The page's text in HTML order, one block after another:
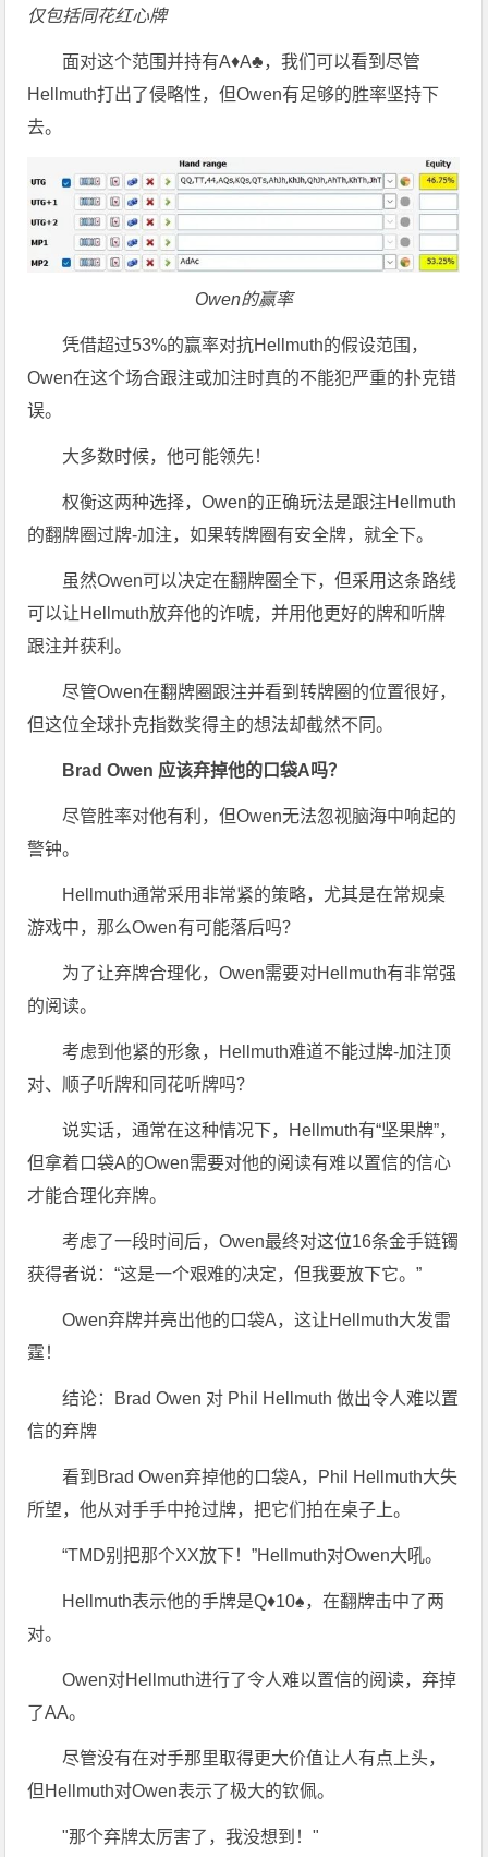
仅包括同花红心牌
面对这个范围并持有A♦A♣，我们可以看到尽管
Hellmuth打出了侵略性，但Owen有足够的胜率坚持下
去。
Owen的赢率
凭借超过53%的赢率对抗Hellmuth的假设范围，
Owen在这个场合跟注或加注时真的不能犯严重的扑克错
误。
大多数时候，他可能领先！
权衡这两种选择，Owen的正确玩法是跟注Hellmuth
的翻牌圈过牌-加注，如果转牌圈有安全牌，就全下。
虽然Owen可以决定在翻牌圈全下，但采用这条路线
可以让Hellmuth放弃他的诈唬，并用他更好的牌和听牌
跟注并获利。
尽管Owen在翻牌圈跟注并看到转牌圈的位置很好，
但这位全球扑克指数奖得主的想法却截然不同。
Brad Owen 应该弃掉他的口袋A吗？
尽管胜率对他有利，但Owen无法忽视脑海中响起的
警钟。
Hellmuth通常采用非常紧的策略，尤其是在常规桌
游戏中，那么Owen有可能落后吗？
为了让弃牌合理化，Owen需要对Hellmuth有非常强
的阅读。
考虑到他紧的形象，Hellmuth难道不能过牌-加注顶
对、顺子听牌和同花听牌吗？
说实话，通常在这种情况下，Hellmuth有“坚果牌”，
但拿着口袋A的Owen需要对他的阅读有难以置信的信心
才能合理化弃牌。
考虑了一段时间后，Owen最终对这位16条金手链镯
获得者说：“这是一个艰难的决定，但我要放下它。”
Owen弃牌并亮出他的口袋A，这让Hellmuth大发雷
霆！
结论：Brad Owen 对 Phil Hellmuth 做出令人难以置
信的弃牌
看到Brad Owen弃掉他的口袋A，Phil Hellmuth大失
所望，他从对手手中抢过牌，把它们拍在桌子上。
“TMD别把那个XX放下！”Hellmuth对Owen大吼。
Hellmuth表示他的手牌是Q♦10♠，在翻牌击中了两
对。
Owen对Hellmuth进行了令人难以置信的阅读，弃掉
了AA。
尽管没有在对手那里取得更大价值让人有点上头，
但Hellmuth对Owen表示了极大的钦佩。
"那个弃牌太厉害了，我没想到！"